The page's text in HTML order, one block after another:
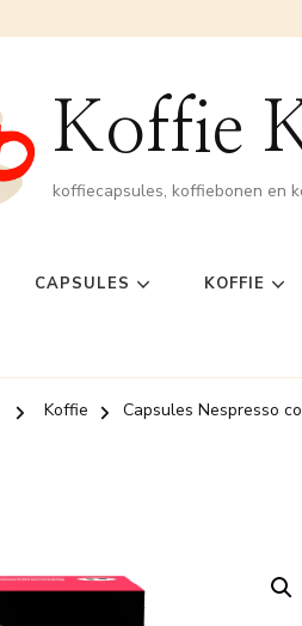
Koffie
koffiecapsules, koffiebonen en
CAPSULES KOFFIE
Koffie Capsules Nespresso